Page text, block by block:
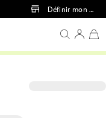
au contenu principal
Définir mon